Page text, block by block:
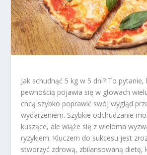
Jak schudnąć 5 kg w 5 dni? To
pewnością pojawia się w głowach
chcą szybko poprawić swój wygląd
wydarzeniem. Szybkie odchudzanie
kuszące, ale wiąże się z wieloma
ryzykiem. Kluczem do sukcesu jest
stworzyć zdrową, zbilansowaną dietę,